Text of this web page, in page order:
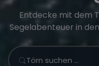
Entdecke mit dem
Segelabenteuer in
Törn suchen …